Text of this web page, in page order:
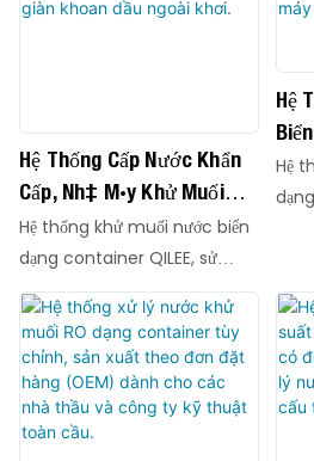
đô
hệ
cho
tin
Hệ Thống Cấp Nước Khẩn
Cấp, Nhà Máy Khử Muối
Nước Biển, Thiết Bị Xử Lý
Nước Uống Dạng
Container Cho Khu Trại
Giàn Khoan Dầu Ngoài
Khơi.
Hệ thống khử muối nước biển
dạng container QILEE, sử
dụng công nghệ SWRO tiên
tiến với màng lọc AVANGARD
AG-SWRO-8040HR hiệu suất
cao, được tích hợp trong các
thiết bị nhỏ gọn, dễ dàng triển
khai. Được thiết kế cho các
Hệ
Sản
Hệ
AG-
đô